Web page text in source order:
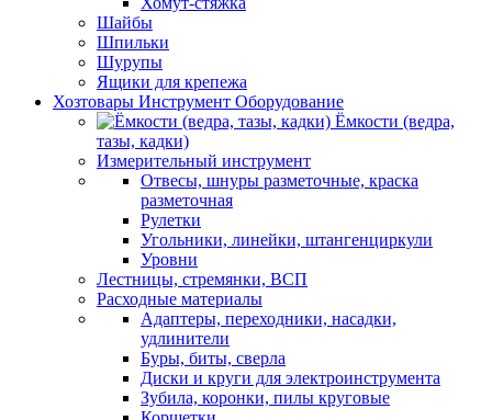
Шайбы
Шпильки
Шурупы
Ящики для крепежа
Хозтовары Инструмент Оборудование
Ёмкости (ведра,
тазы, кадки)
Измерительный инструмент
Отвесы, шнуры разметочные, краска
разметочная
Рулетки
Угольники, линейки, штангенциркули
Уровни
Лестницы, стремянки, ВСП
Расходные материалы
Адаптеры, переходники, насадки,
удлинители
Буры, биты, сверла
Диски и круги для электроинструмента
Зубила, коронки, пилы круговые